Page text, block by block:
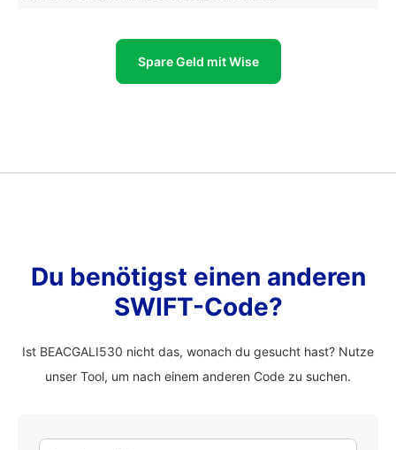
Spare Geld mit Wise
Du benötigst einen anderen
SWIFT-Code?
Ist BEACGALI530 nicht das, wonach du gesucht hast? Nutze
unser Tool, um nach einem anderen Code zu suchen.